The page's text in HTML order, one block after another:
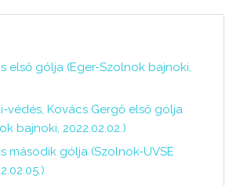
első gólja (Eger-Szolnok bajnoki,
védés, Kovács Gergő első gólja
bajnoki, 2022.02.02.)
második gólja (Szolnok-UVSE